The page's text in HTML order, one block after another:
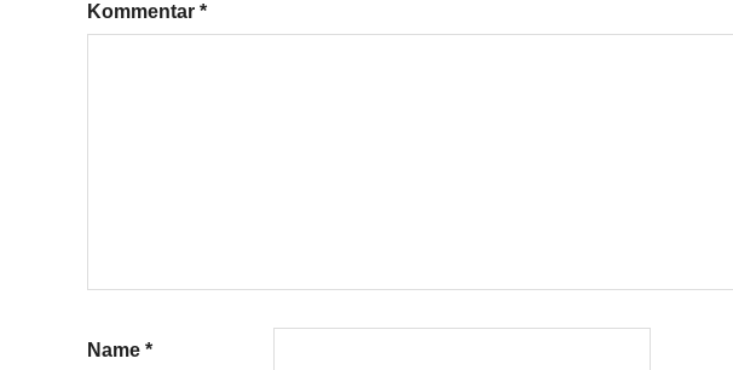
Kommentar *
Name *